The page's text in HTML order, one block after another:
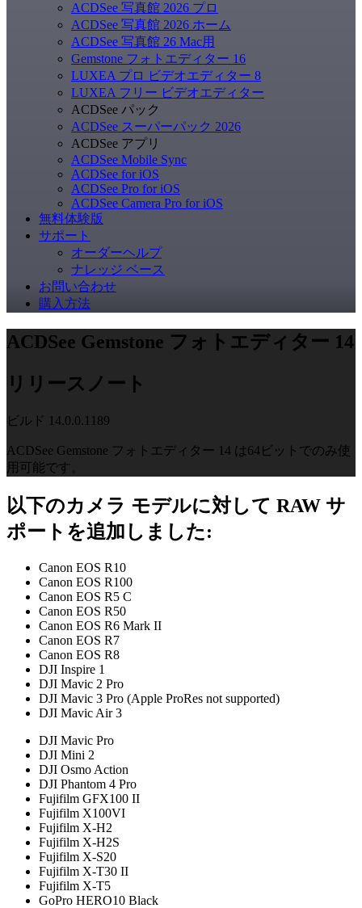
ACDSee 写真館 2026 プロ
ACDSee 写真館 2026 ホーム
ACDSee 写真館 26 Mac用
Gemstone フォトエディター 16
LUXEA プロ ビデオエディター 8
LUXEA フリー ビデオエディター
ACDSee パック
ACDSee スーパーパック 2026
ACDSee アプリ
ACDSee Mobile Sync
ACDSee for iOS
ACDSee Pro for iOS
ACDSee Camera Pro for iOS
無料体験版
サポート
オーダーヘルプ
ナレッジ ベース
お問い合わせ
購入方法
ACDSee Gemstone フォトエディター 14
リリースノート
ビルド 14.0.0.1189
ACDSee Gemstone フォトエディター 14 は64ビットでのみ使
用可能です。
以下のカメラ モデルに対して RAW サ
ポートを追加しました:
Canon EOS R10
Canon EOS R100
Canon EOS R5 C
Canon EOS R50
Canon EOS R6 Mark II
Canon EOS R7
Canon EOS R8
DJI Inspire 1
DJI Mavic 2 Pro
DJI Mavic 3 Pro (Apple ProRes not supported)
DJI Mavic Air 3
DJI Mavic Pro
DJI Mini 2
DJI Osmo Action
DJI Phantom 4 Pro
Fujifilm GFX100 II
Fujifilm X100VI
Fujifilm X-H2
Fujifilm X-H2S
Fujifilm X-S20
Fujifilm X-T30 II
Fujifilm X-T5
GoPro HERO10 Black